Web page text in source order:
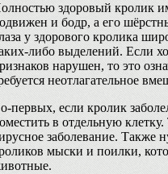
здоровый кролик
и бодр, а его
у здорового кролика
либо выделений. Если
нарушен, то это
неотлагательное
первых, если кролик
в отдельную
заболевание. Также
мыски и поилки,